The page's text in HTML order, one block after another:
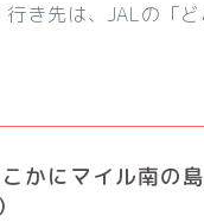
行き先は、JALの「
かにマイル南の